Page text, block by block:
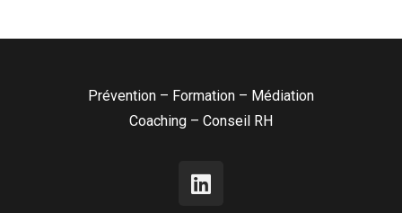
Prévention – Formation – Médiation
Coaching – Conseil RH